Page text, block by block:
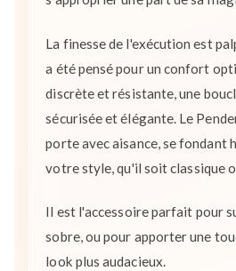
La finesse de l'exécution est
a été pensé pour un confort
discrète et résistante, une
sécurisée et élégante. Le
porte avec aisance, se fondant
votre style, qu'il soit classique
Il est l'accessoire parfait pour
sobre, ou pour apporter une
look plus audacieux.